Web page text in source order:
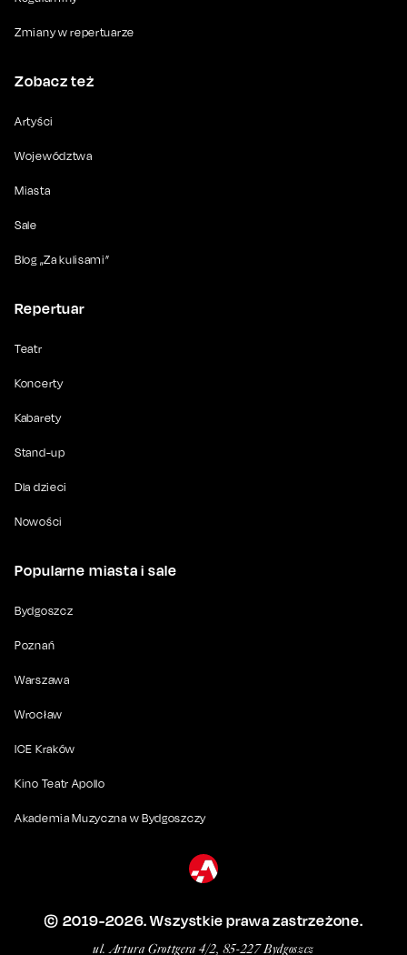
Zmiany w repertuarze
Zobacz też
Artyści
Województwa
Miasta
Sale
Blog „Za kulisami”
Repertuar
Teatr
Koncerty
Kabarety
Stand-up
Dla dzieci
Nowości
Popularne miasta i sale
Bydgoszcz
Poznań
Warszawa
Wrocław
ICE Kraków
Kino Teatr Apollo
Akademia Muzyczna w Bydgoszczy
© 2019-2026. Wszystkie prawa zastrzeżone.
ul. Artura Grottgera 4/2, 85-227 Bydgoszcz